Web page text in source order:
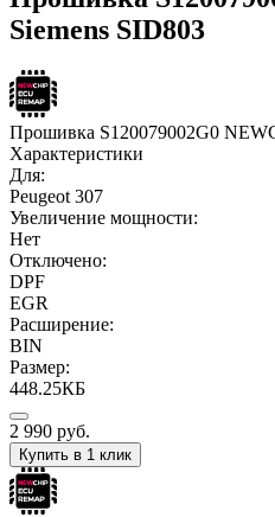
Siemens SID803
Прошивка S120079002G0
Характеристики
Для:
Peugeot 307
Увеличение мощности:
Нет
Отключено:
DPF
EGR
Расширение:
BIN
Размер:
448.25КБ
2 990 руб.
Купить в 1 клик